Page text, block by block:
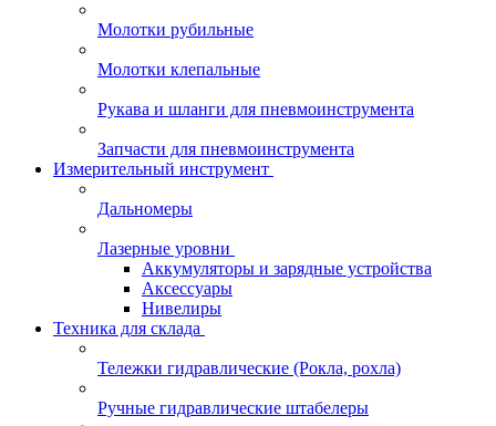
Молотки рубильные
Молотки клепальные
Рукава и шланги для пневмоинструмента
Запчасти для пневмоинструмента
Измерительный инструмент
Дальномеры
Лазерные уровни
Аккумуляторы и зарядные устройства
Аксессуары
Нивелиры
Техника для склада
Тележки гидравлические (Рокла, рохла)
Ручные гидравлические штабелеры